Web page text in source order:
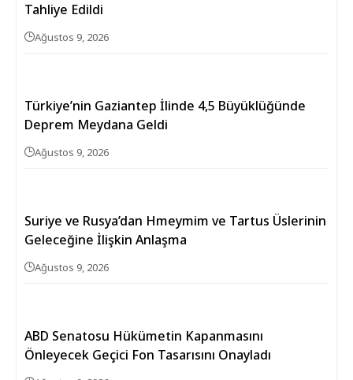
Tahliye Edildi
Ağustos 9, 2026
Türkiye’nin Gaziantep İlinde 4,5 Büyüklüğünde
Deprem Meydana Geldi
Ağustos 9, 2026
Suriye ve Rusya’dan Hmeymim ve Tartus Üslerinin
Geleceğine İlişkin Anlaşma
Ağustos 9, 2026
ABD Senatosu Hükümetin Kapanmasını
Önleyecek Geçici Fon Tasarısını Onayladı